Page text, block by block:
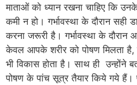
माताओं को ध्यान रखना चाहिए कि
कमी न हो। गर्भावस्था के दौरान सही
करना जरूरी है। गर्भावस्था के
केवल आपके शरीर को पोषण मिलता
भी विकास होता है। साथ ही उन्होंने
पोषण के पांच सूत्र तैयार किये गये हैं।